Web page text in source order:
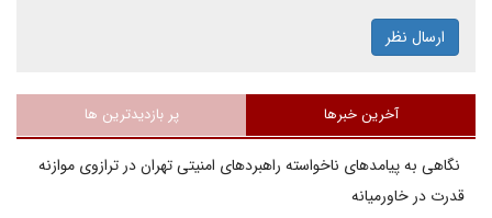
ارسال نظر
آخرین خبرها پر بازدیدترین ها
نگاهی به پیامدهای ناخواسته راهبردهای امنیتی تهران در ترازوی موازنه
قدرت در خاورمیانه